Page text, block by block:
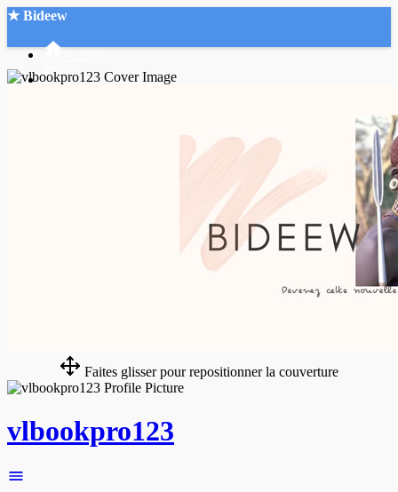
★ Bideew
Faites glisser pour repositionner la couverture
vlbookpro123